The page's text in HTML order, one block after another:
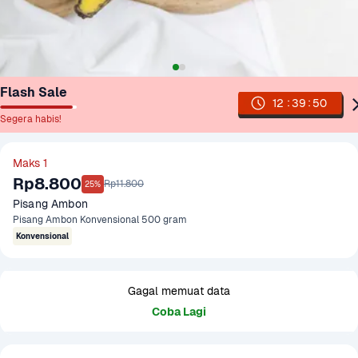
Flash Sale
Segera habis!
12 :39 : 50
Maks 1
Rp8.800 25% Rp11.800
Pisang Ambon
Pisang Ambon Konvensional 500 gram
Konvensional
Gagal memuat data
Coba Lagi